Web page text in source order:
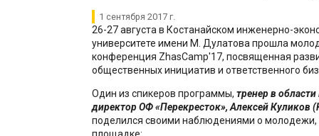
1 сентября 2017 г.
26-27 августа в Костанайском инженерно-
университете имени М. Дулатова прошла
конференция ZhasCamp'17, посвященная
общественных инициатив и ответственного
Один из спикеров программы, тренер в
директор ОФ «Перекресток», Алексей Куликов
поделился своими наблюдениями о молодежи,